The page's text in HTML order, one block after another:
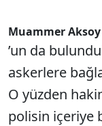
Muammer Aksoy
’un da
askerlere
O yüzden
polisin içeriye